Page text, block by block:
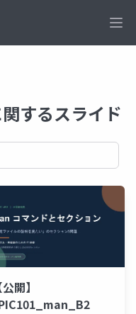
するスライド
公開】